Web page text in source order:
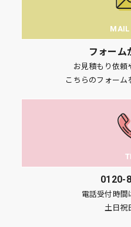
MAIL
フォーム
お見積もり依頼
こちらのフォーム
0120-
電話受付時
土日祝